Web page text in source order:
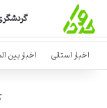
اخبار استانی اخبار بین